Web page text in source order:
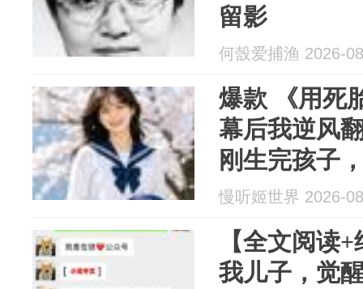
留影
何嗀爱捕渔 2026-
爆款 《用死
幕后我逆风
刚生完孩子
边，怜悯地
慢听姬世界 2026-
【全文阅读
我儿子，觉